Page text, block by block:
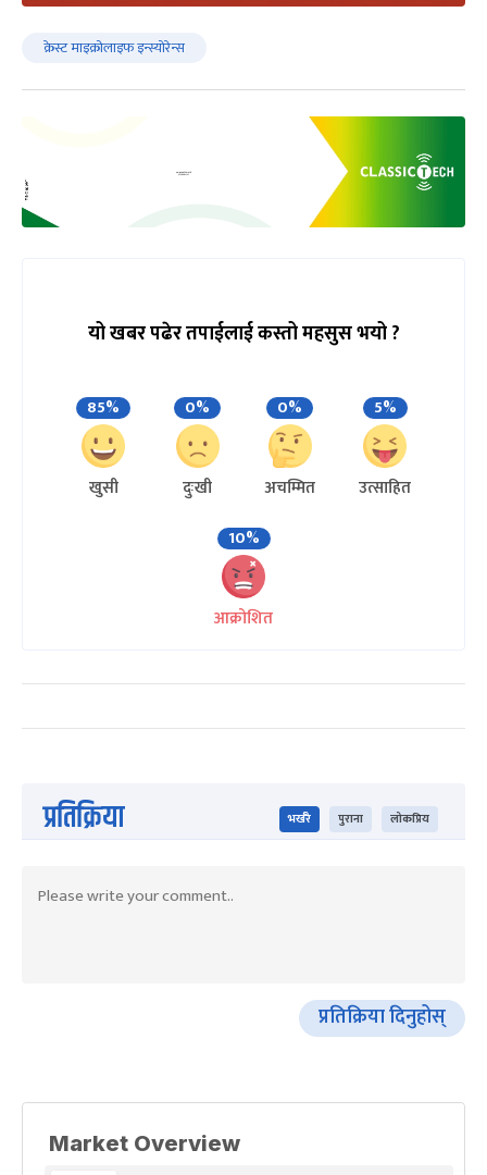
क्रेस्ट माइक्रोलाइफ इन्स्योरेन्स
यो खबर पढेर तपाईलाई कस्तो महसुस भयो ?
85%
खुसी
0%
दुःखी
0%
अचम्मित
5%
उत्साहित
10%
आक्रोशित
प्रतिक्रिया भर्खरै पुराना लोकप्रिय
प्रतिक्रिया दिनुहोस्